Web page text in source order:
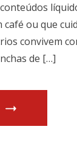
ou que
convivem
de […]